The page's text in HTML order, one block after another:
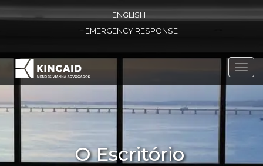
ENGLISH
EMERGENCY RESPONSE
O Escritório